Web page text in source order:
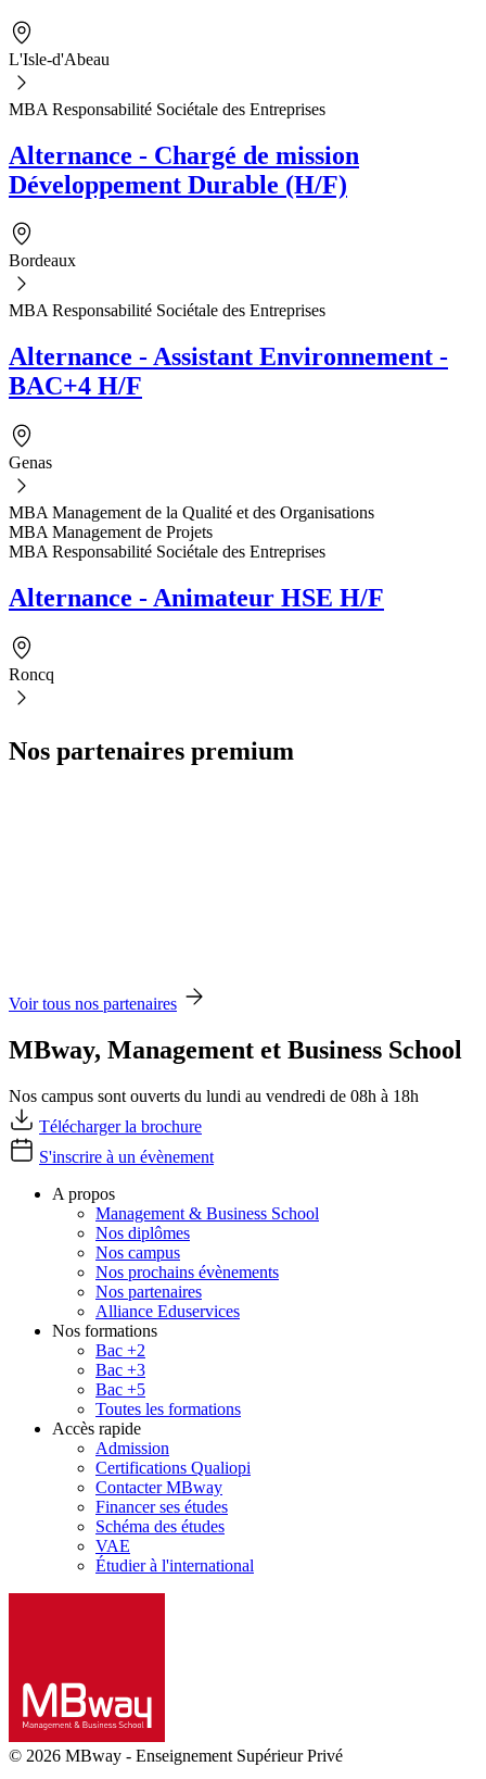
L'Isle-d'Abeau
MBA Responsabilité Sociétale des Entreprises
Alternance - Chargé de mission
Développement Durable (H/F)
Bordeaux
MBA Responsabilité Sociétale des Entreprises
Alternance - Assistant Environnement -
BAC+4 H/F
Genas
MBA Management de la Qualité et des Organisations
MBA Management de Projets
MBA Responsabilité Sociétale des Entreprises
Alternance - Animateur HSE H/F
Roncq
Nos partenaires premium
Voir tous nos partenaires
MBway, Management et Business School
Nos campus sont ouverts du lundi au vendredi de 08h à 18h
Télécharger la brochure
S'inscrire à un évènement
A propos
Management & Business School
Nos diplômes
Nos campus
Nos prochains évènements
Nos partenaires
Alliance Eduservices
Nos formations
Bac +2
Bac +3
Bac +5
Toutes les formations
Accès rapide
Admission
Certifications Qualiopi
Contacter MBway
Financer ses études
Schéma des études
VAE
Étudier à l'international
© 2026 MBway - Enseignement Supérieur Privé